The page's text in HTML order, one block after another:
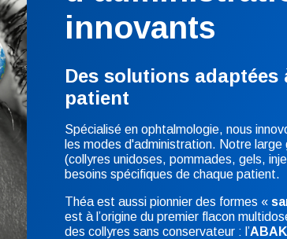
innovants
Des solutions adaptées
patient
Spécialisé en ophtalmologie, nous
les modes d'administration. Notre large
(collyres unidoses, pommades, gels,
besoins spécifiques de chaque patient.
Théa est aussi pionnier des formes «
est à l’origine du premier flacon
des collyres sans conservateur : l’